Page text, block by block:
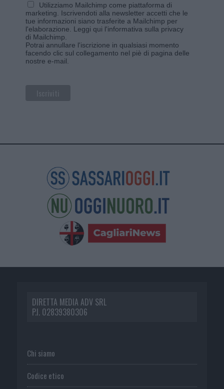
Utilizziamo Mailchimp come piattaforma di
marketing. Iscrivendoti alla newsletter accetti che le
tue informazioni siano trasferite a Mailchimp per
l'elaborazione. Leggi qui l'informativa sulla privacy
di Mailchimp
Potrai annullare l'iscrizione in qualsiasi momento
facendo clic sul collegamento nel piè di pagina delle
nostre e-mail.
DIRETTA MEDIA ADV SRL
P.I. 02839380306
Chi siamo
Codice etico